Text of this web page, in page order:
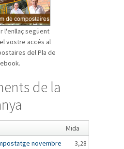
l'enllaç següent
vostre accés al
del Pla de
de la
Mida
novembre
3,28